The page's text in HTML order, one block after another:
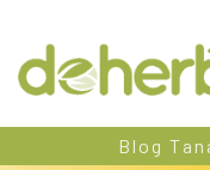
Blog